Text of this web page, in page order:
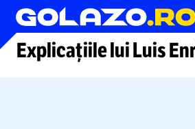
Arhiva fotbal
Explicațiile lui Luis